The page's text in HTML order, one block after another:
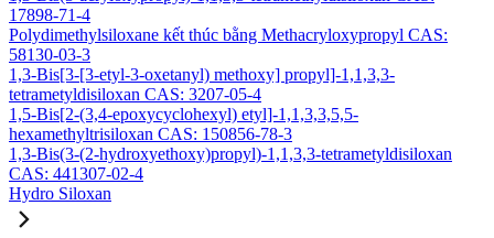
17898-71-4
Polydimethylsiloxane kết thúc bằng Methacryloxypropyl CAS:
58130-03-3
1,3-Bis[3-[3-etyl-3-oxetanyl) methoxy] propyl]-1,1,3,3-
tetrametyldisiloxan CAS: 3207-05-4
1,5-Bis[2-(3,4-epoxycyclohexyl) etyl]-1,1,3,3,5,5-
hexamethyltrisiloxan CAS: 150856-78-3
1,3-Bis(3-(2-hydroxyethoxy)propyl)-1,1,3,3-tetrametyldisiloxan
CAS: 441307-02-4
Hydro Siloxan